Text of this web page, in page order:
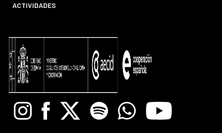
ACTIVIDADES
InstagramFacebook
X Spotify WhatsappYoutube